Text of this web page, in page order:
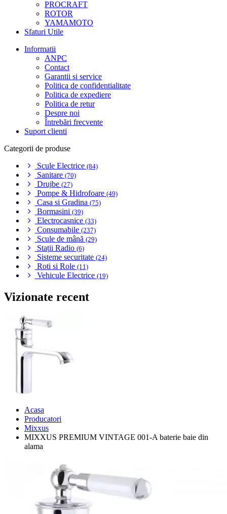
PROCRAFT
ROTOR
YAMAMOTO
Sfaturi Utile
Informatii
ANPC
Contact
Garantii si service
Politica de confidentialitate
Politica de expediere
Politica de retur
Despre noi
Întrebări frecvente
Suport clienti
Categorii de produse
Scule Electrice (84)
Sanitare (70)
Drujbe (27)
Pompe & Hidrofoare (49)
Casa si Gradina (75)
Bormasini (39)
Electrocasnice (33)
Consumabile (237)
Scule de mână (29)
Stații Radio (6)
Sisteme securitate (24)
Roti si Role (11)
Vehicule Electrice (19)
Vizionate recent
Acasa
Producatori
Mixxus
MIXXUS PREMIUM VINTAGE 001-A baterie baie din
alama